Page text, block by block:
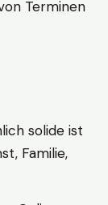
Terminen
solide ist
Familie,